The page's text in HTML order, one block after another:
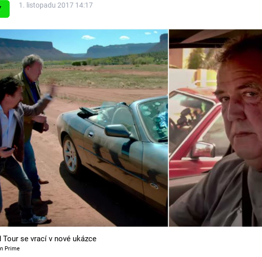
1. listopadu 2017 14:17
Tour se vrací v nové ukázce
Prime